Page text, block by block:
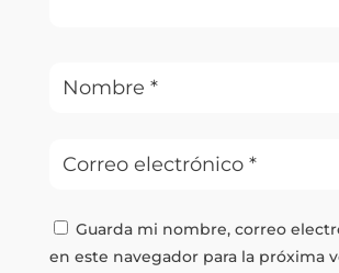
Guarda mi nombre, correo
en este navegador para la próxima